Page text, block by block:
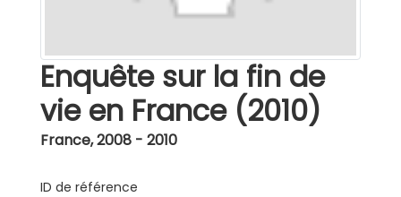
Enquête sur la fin de
vie en France (2010)
France,2008 - 2010
ID de référence